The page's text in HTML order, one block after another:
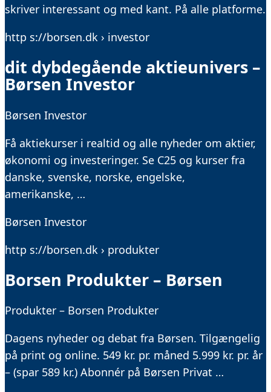
skriver interessant og med kant. På alle platforme.
http s://borsen.dk › investor
dit dybdegående aktieunivers –
Børsen Investor
Børsen Investor
Få aktiekurser i realtid og alle nyheder om aktier,
økonomi og investeringer. Se C25 og kurser fra
danske, svenske, norske, engelske,
amerikanske, …
Børsen Investor
http s://borsen.dk › produkter
Borsen Produkter – Børsen
Produkter – Borsen Produkter
Dagens nyheder og debat fra Børsen. Tilgængelig
på print og online. 549 kr. pr. måned 5.999 kr. pr. år
– (spar 589 kr.) Abonnér på Børsen Privat …